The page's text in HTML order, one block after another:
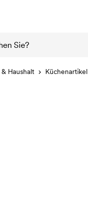
Haushalt Küchenartikel